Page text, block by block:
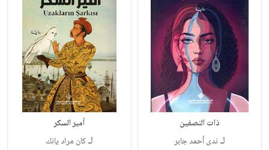
ذات النصفين
لـ ندى أحمد جابر
أمير السكر
لـكان مراد يانك